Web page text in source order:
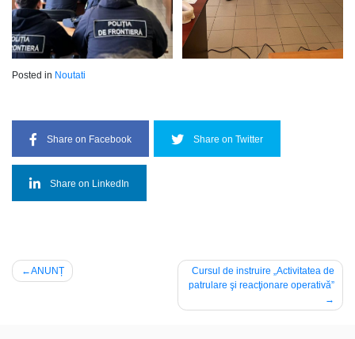
Posted in Noutati
Share on Facebook Share on Twitter
Share on LinkedIn
Navigare
ANUNȚ
Cursul de instruire „Activitatea de
patrulare şi reacţionare operativă”